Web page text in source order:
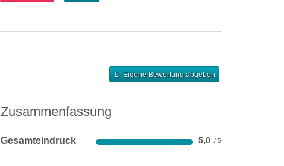
Eigene Bewertung abgeben
Zusammenfassung
Gesamteindruck 5,0